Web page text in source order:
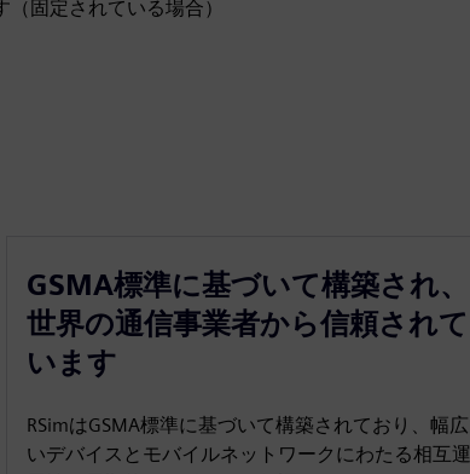
固定されている場合）
GSMA標準に基づいて構築され、
世界の通信事業者から信頼されて
います
RSimはGSMA標準に基づいて構築されており、幅広
いデバイスとモバイルネットワークにわたる相互運